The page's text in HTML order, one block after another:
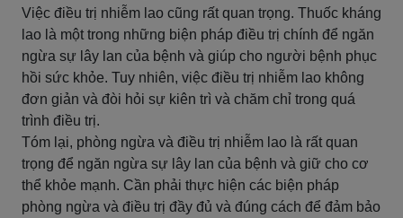
Việc điều trị nhiễm lao cũng rất quan trọng. Thuốc kháng
lao là một trong những biện pháp điều trị chính để ngăn
ngừa sự lây lan của bệnh và giúp cho người bệnh phục
hồi sức khỏe. Tuy nhiên, việc điều trị nhiễm lao không
đơn giản và đòi hỏi sự kiên trì và chăm chỉ trong quá
trình điều trị.
Tóm lại, phòng ngừa và điều trị nhiễm lao là rất quan
trọng để ngăn ngừa sự lây lan của bệnh và giữ cho cơ
thể khỏe mạnh. Cần phải thực hiện các biện pháp
phòng ngừa và điều trị đầy đủ và đúng cách để đảm bảo